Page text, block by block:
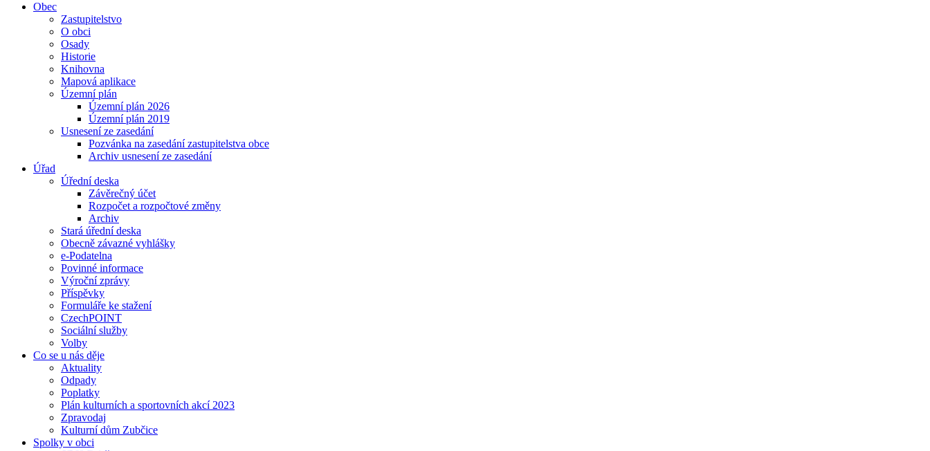
Obec
Zastupitelstvo
O obci
Osady
Historie
Knihovna
Mapová aplikace
Územní plán
Územní plán 2026
Územní plán 2019
Usnesení ze zasedání
Pozvánka na zasedání zastupitelstva obce
Archiv usnesení ze zasedání
Úřad
Úřední deska
Závěrečný účet
Rozpočet a rozpočtové změny
Archiv
Stará úřední deska
Obecně závazné vyhlášky
e-Podatelna
Povinné informace
Výroční zprávy
Příspěvky
Formuláře ke stažení
CzechPOINT
Sociální služby
Volby
Co se u nás děje
Aktuality
Odpady
Poplatky
Plán kulturních a sportovních akcí 2023
Zpravodaj
Kulturní dům Zubčice
Spolky v obci